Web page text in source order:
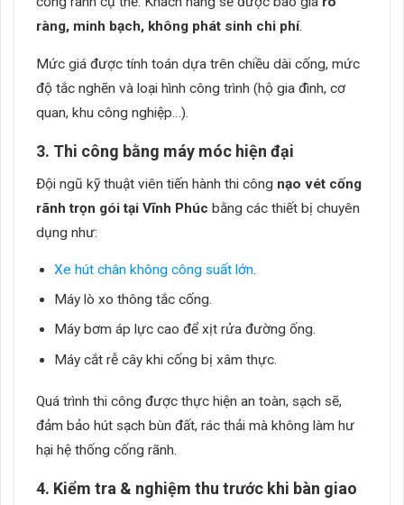
ràng, minh bạch, không phát sinh chi phí.
Mức giá được tính toán dựa trên chiều dài cống, mức
độ tắc nghẽn và loại hình công trình (hộ gia đình, cơ
quan, khu công nghiệp…).
3. Thi công bằng máy móc hiện đại
Đội ngũ kỹ thuật viên tiến hành thi công nạo vét cống
rãnh trọn gói tại Vĩnh Phúc bằng các thiết bị chuyên
dụng như:
Xe hút chân không công suất lớn.
Máy lò xo thông tắc cống.
Máy bơm áp lực cao để xịt rửa đường ống.
Máy cắt rễ cây khi cống bị xâm thực.
Quá trình thi công được thực hiện an toàn, sạch sẽ,
đảm bảo hút sạch bùn đất, rác thải mà không làm hư
hại hệ thống cống rãnh.
4. Kiểm tra & nghiệm thu trước khi bàn giao